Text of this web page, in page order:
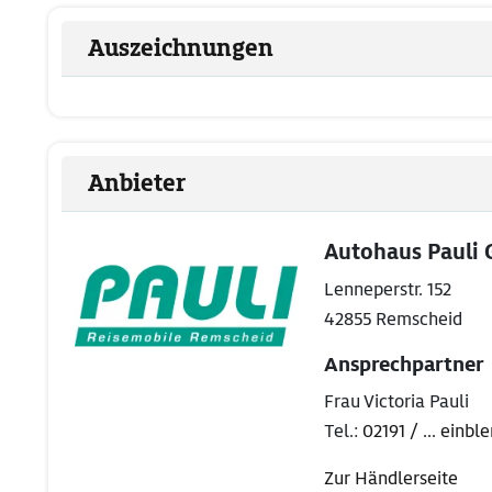
Auszeichnungen
Anbieter
Autohaus Pauli
Lenneperstr. 152
42855 Remscheid
Ansprechpartner
Frau Victoria Pauli
Tel.: 02191 / ...
Zur Händlerseite